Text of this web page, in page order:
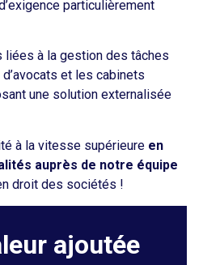
particulièrement
liées à la gestion des tâches
et les cabinets
une solution externalisée
à la vitesse supérieure en
auprès de notre équipe
droit des sociétés !
ajoutée